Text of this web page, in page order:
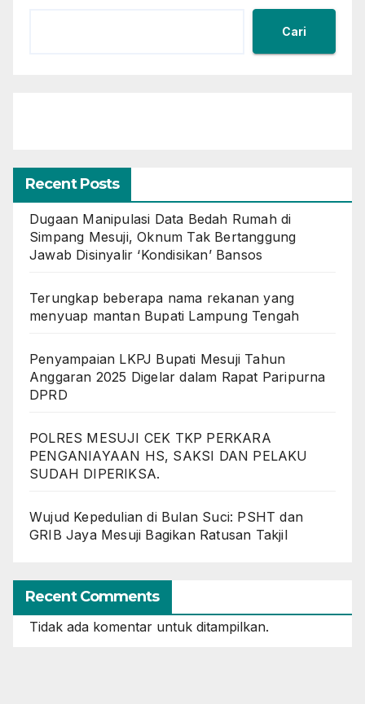
Cari
Recent Posts
Dugaan Manipulasi Data Bedah Rumah di
Simpang Mesuji, Oknum Tak Bertanggung
Jawab Disinyalir ‘Kondisikan’ Bansos
Terungkap beberapa nama rekanan yang
menyuap mantan Bupati Lampung Tengah
Penyampaian LKPJ Bupati Mesuji Tahun
Anggaran 2025 Digelar dalam Rapat Paripurna
DPRD
POLRES MESUJI CEK TKP PERKARA
PENGANIAYAAN HS, SAKSI DAN PELAKU
SUDAH DIPERIKSA.
Wujud Kepedulian di Bulan Suci: PSHT dan
GRIB Jaya Mesuji Bagikan Ratusan Takjil
Recent Comments
Tidak ada komentar untuk ditampilkan.